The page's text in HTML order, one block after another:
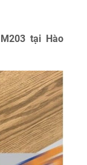
tại Hào